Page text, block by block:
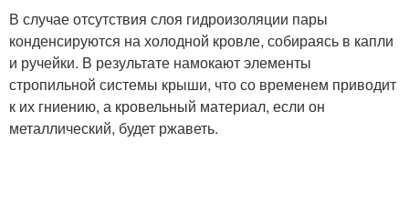
В случае отсутствия слоя гидроизоляции пары
конденсируются на холодной кровле, собираясь в капли
и ручейки. В результате намокают элементы
стропильной системы крыши, что со временем приводит
к их гниению, а кровельный материал, если он
металлический, будет ржаветь.